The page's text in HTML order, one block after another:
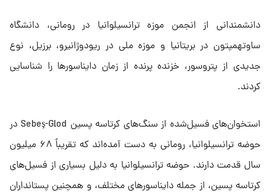
دانشمندانی از انجمن موزه ترانسیلوانیا در رومانی، دانشگاه
ساوتهمپتون در بریتانیا و موزه ملی در ریودوژانیرو، برزیل، نوع
جدیدی از پتروسور، خزنده پرنده از زمان دایناسورها را شناسایی
کردند.
استخوان‌های فسیل‌شده از سنگ‌های کرتاسه پسین Sebeş-Glod در
حوضه ترانسیلوانیا، رومانی به دست آمده‌اند که تقریباً ۶۸ میلیون
سال قدمت دارند. حوضه ترانسیلوانیا به دلیل بسیاری از فسیل‌های
کرتاسه پسین، از جمله دایناسورهای مختلف، و همچنین پستانداران